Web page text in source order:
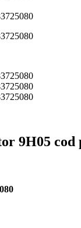
9H05 cod